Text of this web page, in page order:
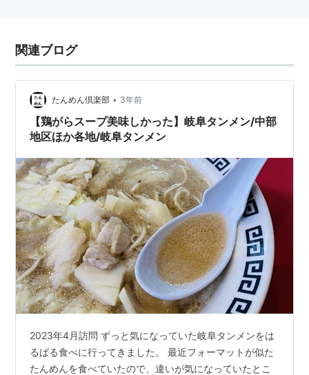
関連ブログ
たんめん倶楽部 • 3年前
【鶏がらスープ美味しかった】岐阜タンメン/中部
地区ほか各地/岐阜タンメン
2023年4月訪問 ずっと気になっていた岐阜タンメンをは
るばる食べに行ってきました。 最近フォーマットが似た
たんめんを食べていたので、違いが気になっていたとこ